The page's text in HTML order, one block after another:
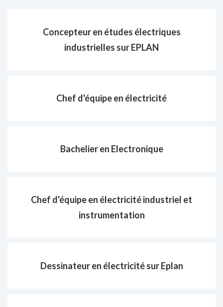
Concepteur en études électriques
industrielles sur EPLAN
Chef d'équipe en électricité
Bachelier en Electronique
Chef d'équipe en électricité industriel et
instrumentation
Dessinateur en électricité sur Eplan